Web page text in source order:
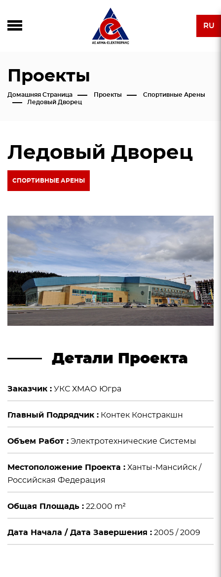
RU
Проекты
Домашняя Страница Проекты
Спортивные Арены
Ледовый Дворец
Ледовый Дворец
СПОРТИВНЫЕ АРЕНЫ
Детали Проекта
Заказчик : УКС ХМАО Югра
Главный Подрядчик : Контек Констракшн
Объем Работ : Электротехнические Системы
Местоположение Проекта : Ханты-Мансийск /
Российская Федерация
Общая Площадь : 22.000 m²
Дата Начала / Дата Завершения : 2005 / 2009